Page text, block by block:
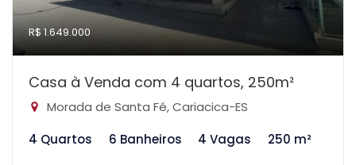
R$ 1.649.000
Casa à Venda com 4 quartos, 250m²
Morada de Santa Fé, Cariacica-ES
4 Quartos
6 Banheiros 4 Vagas 250 m²